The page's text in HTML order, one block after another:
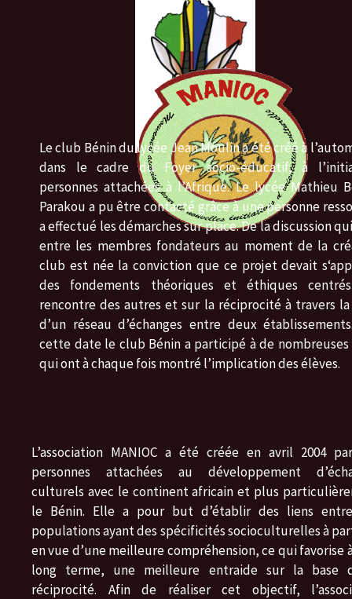
Le club Bénin du lycée Jean Moulin a été créé à
dans le cadre du Foyer socio-éducatif, à
personnes attachées à l’Afrique. Le lycée Mathieu
Parakou a pu être contacté grâce à une personne
a effectué les démarches sur place. De la discussion
entre les membres fondateurs au moment de la
club est née la conviction que ce projet devait
des fondements théoriques et éthiques
rencontre des autres et sur la réciprocité à travers
d’un réseau d’échanges entre deux
cette date le club Bénin a participé à de
qui ont à chaque fois montré l’implication des élèves.
L’association MANIOC a été créée en avril 2004
personnes attachées au développement
culturels avec le continent africain et plus
le Bénin. Elle a pour but d’établir des liens
populations ayant des spécificités socioculturelles à
en vue d’une meilleure compréhension, ce qui favorise
long terme, une meilleure entraide sur la base
réciprocité. Afin de réaliser cet objectif,